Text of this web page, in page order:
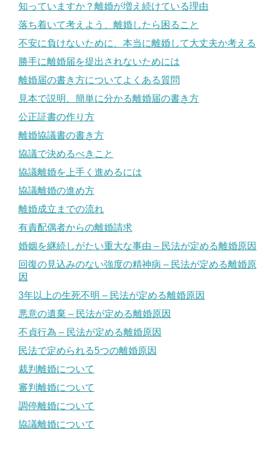
知っていますか？離婚が増え続けている理由
落ち着いて考えよう、離婚したら困ること
不安に負けないために、本当に離婚して大丈夫か考える
勝手に離婚届を提出されないためには
離婚届の書き方についてよくある質問
見本で説明、簡単に分かる離婚届の書き方
公正証書の作り方
離婚協議書の書き方
協議で決めるべきこと
協議離婚を上手く進めるには
協議離婚の進め方
離婚成立までの流れ
有責配偶者からの離婚請求
婚姻を継続しがたい重大な事由 – 民法が定める離婚原因
回復の見込みのない強度の精神病 – 民法が定める離婚原
因
3年以上の生死不明 – 民法が定める離婚原因
悪意の遺棄 – 民法が定める離婚原因
不貞行為 – 民法が定める離婚原因
民法で定められる5つの離婚原因
裁判離婚について
審判離婚について
調停離婚について
協議離婚について